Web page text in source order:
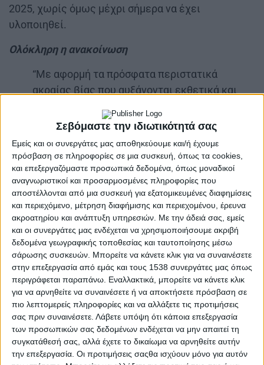
Σεβόμαστε την ιδιωτικότητά σας
Εμείς και οι συνεργάτες μας αποθηκεύουμε και/ή έχουμε
πρόσβαση σε πληροφορίες σε μια συσκευή, όπως τα cookies,
και επεξεργαζόμαστε προσωπικά δεδομένα, όπως μοναδικοί
αναγνωριστικοί και προσαρμοσμένες πληροφορίες που
αποστέλλονται από μια συσκευή για εξατομικευμένες διαφημίσεις
και περιεχόμενο, μέτρηση διαφήμισης και περιεχομένου, έρευνα
ακροατηρίου και ανάπτυξη υπηρεσιών. Με την άδειά σας, εμείς
και οι συνεργάτες μας ενδέχεται να χρησιμοποιήσουμε ακριβή
δεδομένα γεωγραφικής τοποθεσίας και ταυτοποίησης μέσω
σάρωσης συσκευών. Μπορείτε να κάνετε κλικ για να συναινέσετε
στην επεξεργασία από εμάς και τους 1538 συνεργάτες μας όπως
περιγράφεται παραπάνω. Εναλλακτικά, μπορείτε να κάνετε κλικ
για να αρνηθείτε να συναινέσετε ή να αποκτήσετε πρόσβαση σε
πιο λεπτομερείς πληροφορίες και να αλλάξετε τις προτιμήσεις
σας πριν συναινέσετε. Λάβετε υπόψη ότι κάποια επεξεργασία
των προσωπικών σας δεδομένων ενδέχεται να μην απαιτεί τη
συγκατάθεσή σας, αλλά έχετε το δικαίωμα να αρνηθείτε αυτήν
την επεξεργασία. Οι προτιμήσεις σαςθα ισχύουν μόνο για αυτόν
2025, χωρίς όμως μέχρι σήμερα να έχει
υλοποιηθεί.
Ολόκληρη η ανακοίνωση
“Με αφορμή τα πρόσφατα περιστατικά
ακραίας βίας που αυξάνονται εκθετικά και
δημοτικής παράταξης «Αγρίνιο – Ανοιχτό και
Πράσινο», Δημήτρης Τραπεζιώτης,
επαναφέρει το ζήτημα της αντιμετώπισης
της παραβατικότητας στον Δήμο Αγρινίου και
καλεί τη Δημοτική Αρχή να εφαρμόσει άμεσα
την ομόφωνη απόφαση του Δημοτικού
Συμβουλίου για τη λειτουργία του Τοπικού
Συμβουλίου Πρόληψης Παραβατικότητας
(ΤΟ.ΣΥ.Π.ΠΑ.).
“Υπενθυμίζεται ότι τον Μάρτιο του 2025 ο κ.
Τραπεζιώτης είχε θέσει το θέμα προς
συζήτηση στο Δημοτικό Συμβούλιο Αγρινίου.
Στην 3η/2025 συνεδρίαση, ως 6ο θέμα της
ημερήσιας διάταξης με τίτλο «Τοπικό
Συμβούλιο Πρόληψης Παραβατικότητας